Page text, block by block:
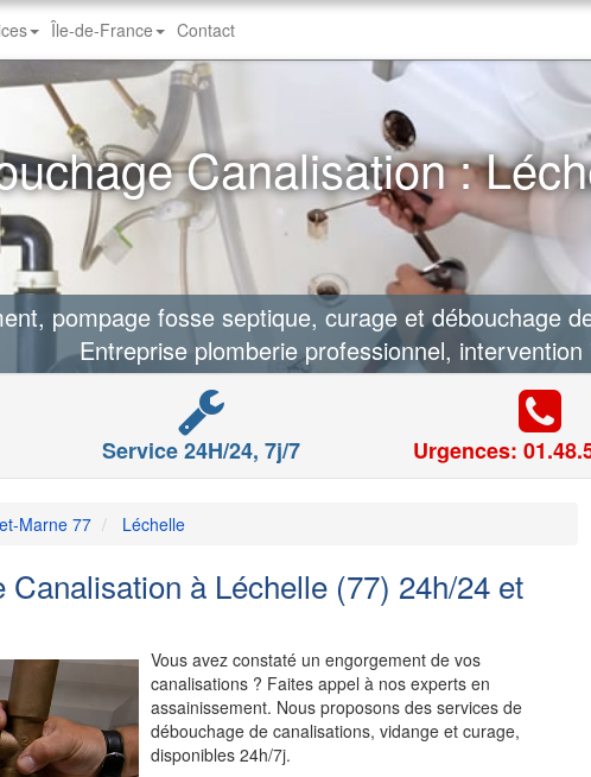
Île-de-France Contact
Canalisation :
pompage fosse septique, curage et débouchage
Entreprise plomberie professionnel, intervention
Service 24H/24, 7j/7 Urgences:
Marne 77 Léchelle
Canalisation à Léchelle (77) 24h/24 et
Vous avez constaté un engorgement de vos
canalisations ? Faites appel à nos experts en
assainissement. Nous proposons des services de
débouchage de canalisations, vidange et curage,
disponibles 24h/7j.